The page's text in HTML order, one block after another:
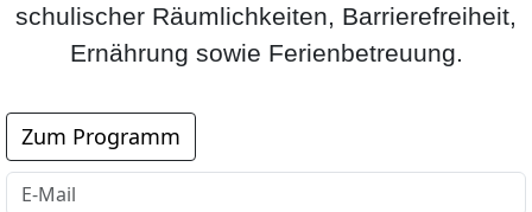
schulischer Räumlichkeiten, Barrierefreiheit,
Ernährung sowie Ferienbetreuung.
Zum Programm